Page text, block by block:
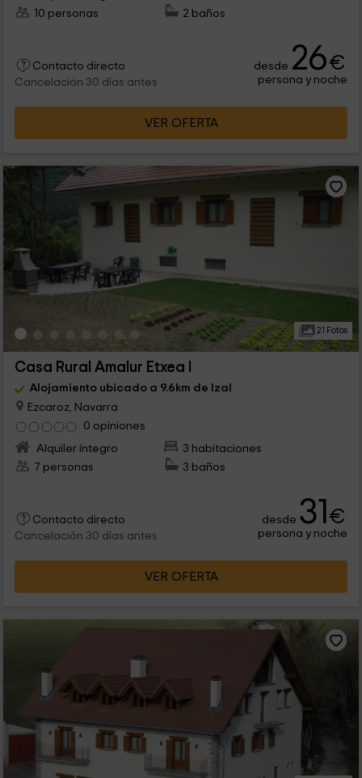
10 personas
2 baños
Contacto directo
Cancelación 30 días antes
desde 26€
persona y noche
VER OFERTA
21 Fotos
Casa Rural Amalur Etxea I
Alojamiento ubicado a 9.6km de Izal
Ezcaroz, Navarra
0 opiniones
Alquiler íntegro
3 habitaciones
7 personas
3 baños
Contacto directo
Cancelación 30 días antes
desde 31€
persona y noche
VER OFERTA